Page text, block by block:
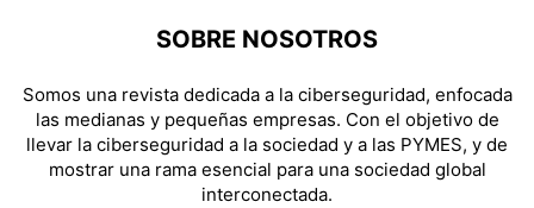
SOBRE NOSOTROS
Somos una revista dedicada a la ciberseguridad, enfocada
las medianas y pequeñas empresas. Con el objetivo de
llevar la ciberseguridad a la sociedad y a las PYMES, y de
mostrar una rama esencial para una sociedad global
interconectada.